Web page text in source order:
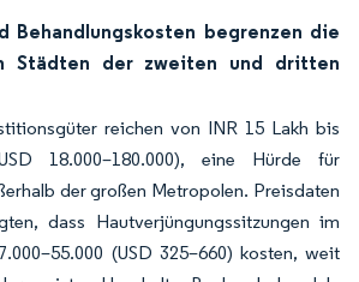
Behandlungskosten begrenzen die
Städten der zweiten und dritten
reichen von INR 15 Lakh bis
18.000–180.000), eine Hürde für
der großen Metropolen. Preisdaten
dass Hautverjüngungssitzungen im
(USD 325–660) kosten, weit